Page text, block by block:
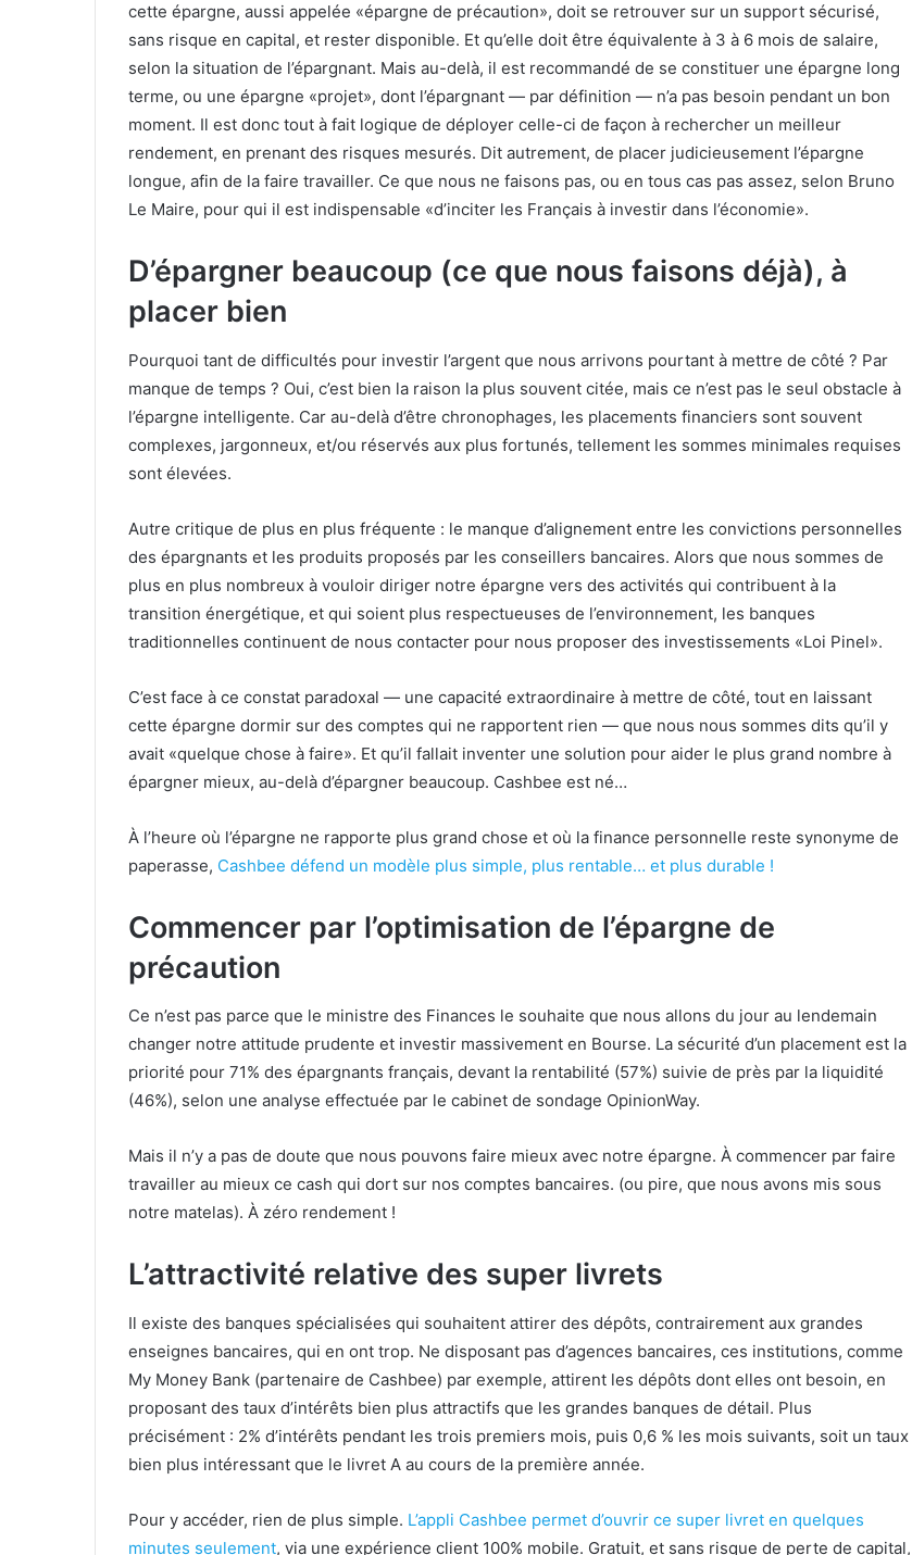
cette épargne, aussi appelée «épargne de précaution», doit se retrouver sur un support sécurisé,
sans risque en capital, et rester disponible. Et qu’elle doit être équivalente à 3 à 6 mois de salaire,
selon la situation de l’épargnant. Mais au-delà, il est recommandé de se constituer une épargne long
terme, ou une épargne «projet», dont l’épargnant — par définition — n’a pas besoin pendant un bon
moment. Il est donc tout à fait logique de déployer celle-ci de façon à rechercher un meilleur
rendement, en prenant des risques mesurés. Dit autrement, de placer judicieusement l’épargne
longue, afin de la faire travailler. Ce que nous ne faisons pas, ou en tous cas pas assez, selon Bruno
Le Maire, pour qui il est indispensable «d’inciter les Français à investir dans l’économie».
D’épargner beaucoup (ce que nous faisons déjà), à
placer bien
Pourquoi tant de difficultés pour investir l’argent que nous arrivons pourtant à mettre de côté ? Par
manque de temps ? Oui, c’est bien la raison la plus souvent citée, mais ce n’est pas le seul obstacle à
l’épargne intelligente. Car au-delà d’être chronophages, les placements financiers sont souvent
complexes, jargonneux, et/ou réservés aux plus fortunés, tellement les sommes minimales requises
sont élevées.
Autre critique de plus en plus fréquente : le manque d’alignement entre les convictions personnelles
des épargnants et les produits proposés par les conseillers bancaires. Alors que nous sommes de
plus en plus nombreux à vouloir diriger notre épargne vers des activités qui contribuent à la
transition énergétique, et qui soient plus respectueuses de l’environnement, les banques
traditionnelles continuent de nous contacter pour nous proposer des investissements «Loi Pinel».
C’est face à ce constat paradoxal — une capacité extraordinaire à mettre de côté, tout en laissant
cette épargne dormir sur des comptes qui ne rapportent rien — que nous nous sommes dits qu’il y
avait «quelque chose à faire». Et qu’il fallait inventer une solution pour aider le plus grand nombre à
épargner mieux, au-delà d’épargner beaucoup. Cashbee est né…
À l’heure où l’épargne ne rapporte plus grand chose et où la finance personnelle reste synonyme de
paperasse, Cashbee défend un modèle plus simple, plus rentable… et plus durable !
Commencer par l’optimisation de l’épargne de
précaution
Ce n’est pas parce que le ministre des Finances le souhaite que nous allons du jour au lendemain
changer notre attitude prudente et investir massivement en Bourse. La sécurité d’un placement est la
priorité pour 71% des épargnants français, devant la rentabilité (57%) suivie de près par la liquidité
(46%), selon une analyse effectuée par le cabinet de sondage OpinionWay.
Mais il n’y a pas de doute que nous pouvons faire mieux avec notre épargne. À commencer par faire
travailler au mieux ce cash qui dort sur nos comptes bancaires. (ou pire, que nous avons mis sous
notre matelas). À zéro rendement !
L’attractivité relative des super livrets
Il existe des banques spécialisées qui souhaitent attirer des dépôts, contrairement aux grandes
enseignes bancaires, qui en ont trop. Ne disposant pas d’agences bancaires, ces institutions, comme
My Money Bank (partenaire de Cashbee) par exemple, attirent les dépôts dont elles ont besoin, en
proposant des taux d’intérêts bien plus attractifs que les grandes banques de détail. Plus
précisément : 2% d’intérêts pendant les trois premiers mois, puis 0,6 % les mois suivants, soit un taux
bien plus intéressant que le livret A au cours de la première année.
Pour y accéder, rien de plus simple. L’appli Cashbee permet d’ouvrir ce super livret en quelques
minutes seulement, via une expérience client 100% mobile. Gratuit, et sans risque de perte de capital,